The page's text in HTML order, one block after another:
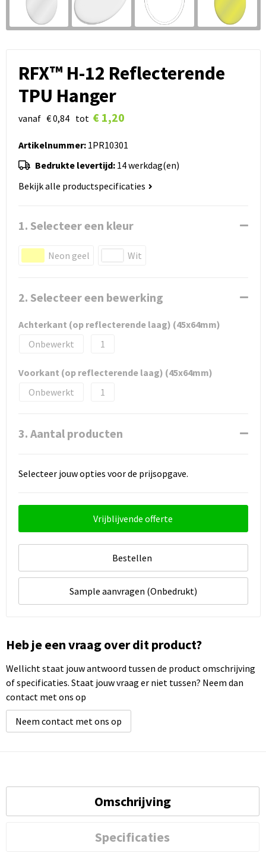
RFX™ H-12 Reflecterende
TPU Hanger
vanaf € 0,84 tot € 1,20
Artikelnummer:1PR10301
Bedrukte levertijd: 14 werkdag(en)
Bekijk alle productspecificaties
1. Selecteer een kleur
Neon geel Wit
2. Selecteer een bewerking
Achterkant (op reflecterende laag) (45x64mm)
Onbewerkt
1
Voorkant (op reflecterende laag) (45x64mm)
Onbewerkt
1
3. Aantal producten
Selecteer jouw opties voor de prijsopgave.
Vrijblijvende offerte
Bestellen
Sample aanvragen (Onbedrukt)
Heb je een vraag over dit product?
Wellicht staat jouw antwoord tussen de product omschrijving
of specificaties. Staat jouw vraag er niet tussen? Neem dan
contact met ons op
Neem contact met ons op
Omschrijving
Specificaties